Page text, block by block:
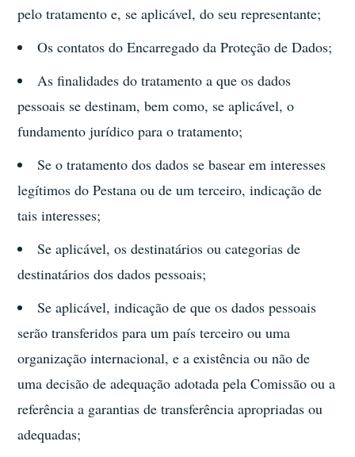
pelo tratamento e, se aplicável, do seu representante;
Os contatos do Encarregado da Proteção de Dados;
As finalidades do tratamento a que os dados
pessoais se destinam, bem como, se aplicável, o
fundamento jurídico para o tratamento;
Se o tratamento dos dados se basear em interesses
legítimos do Pestana ou de um terceiro, indicação de
tais interesses;
Se aplicável, os destinatários ou categorias de
destinatários dos dados pessoais;
Se aplicável, indicação de que os dados pessoais
serão transferidos para um país terceiro ou uma
organização internacional, e a existência ou não de
uma decisão de adequação adotada pela Comissão ou a
referência a garantias de transferência apropriadas ou
adequadas;